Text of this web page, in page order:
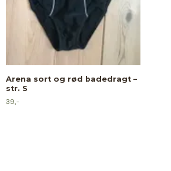
Arena sort og rød badedragt –
str. S
39,-